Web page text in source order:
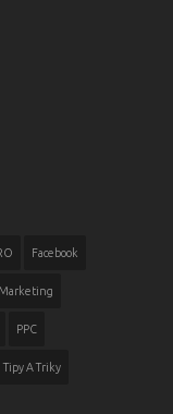
Facebook
PPC
Tipy A Triky